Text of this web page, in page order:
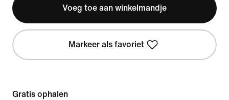
Voeg toe aan winkelmandje
Markeer als favoriet
Gratis ophalen